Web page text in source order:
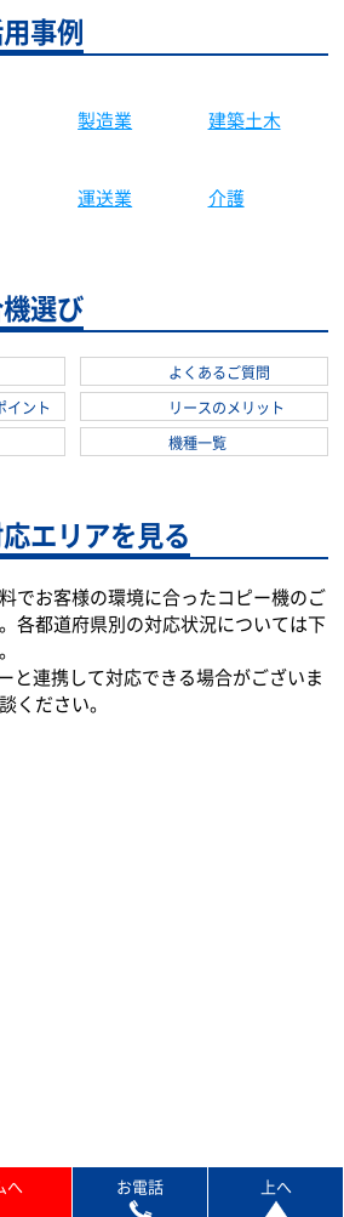
事例
製造業 建築土木
士業
選び
よくあるご質問
機種一覧
エリアを見る
でお客様の環境に合ったコピー機のご
各都道府県別の対応状況については下
へ お電話 上へ